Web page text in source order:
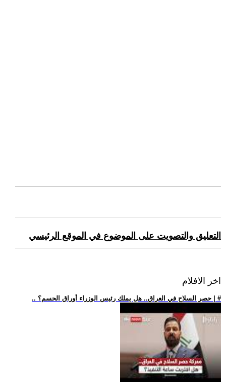
التعليق والتصويت على الموضوع في الموقع الرئيسي
اخر الافلام
.. حصر السلاح في العراق.. هل يملك رئيس الوزراء أوراق الحسم؟ | #